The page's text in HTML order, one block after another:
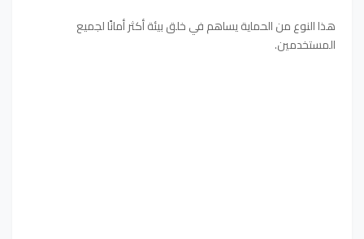
هذا النوع من الحماية يساهم في خلق بيئة أكثر أمانًا لجميع
المستخدمين.